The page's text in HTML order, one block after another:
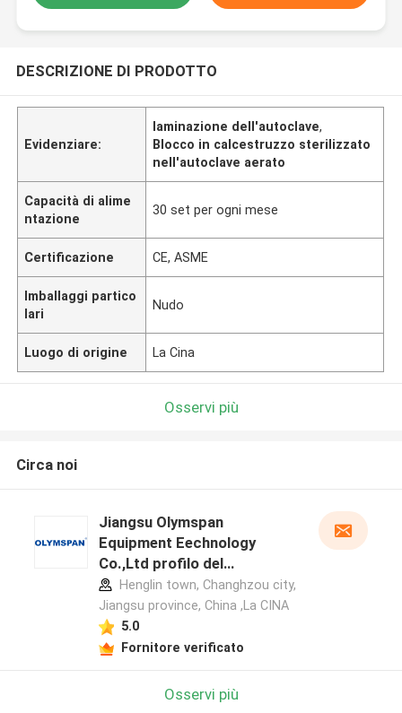
DESCRIZIONE DI PRODOTTO
Evidenziare:
laminazione dell'autoclave,
Blocco in calcestruzzo sterilizzato
nell'autoclave aerato
Capacità di alime
ntazione
30 set per ogni mese
Certificazione CE, ASME
Imballaggi partico
lari
Nudo
Luogo di origine La Cina
Osservi più
Circa noi
Jiangsu Olymspan
Equipment Eechnology
Co.,Ltd profilo del
produttore
Henglin town, Changhzou city,
Jiangsu province, China ,La CINA
5.0
Fornitore verificato
Osservi più